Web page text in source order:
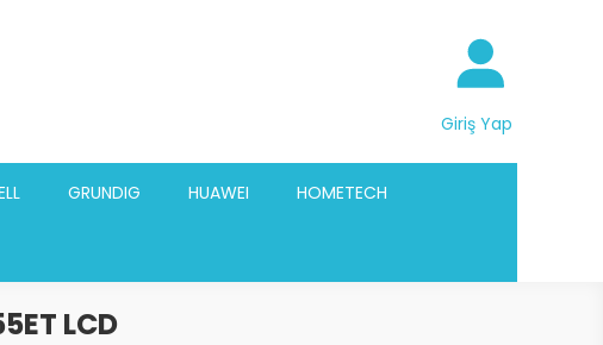
Giriş Yap
GRUNDIG HUAWEI HOMETECH
LCD